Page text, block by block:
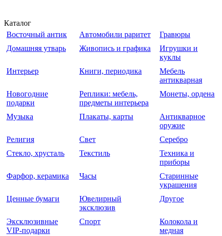
Каталог
Восточный антик
Автомобили раритет
Гравюры
Домашняя утварь
Живопись и графика
Игрушки и
куклы
Интерьер
Книги, периодика
Мебель
антикварная
Новогодние
подарки
Реплики: мебель,
предметы интерьера
Монеты, ордена
Музыка Плакаты, карты
Антикварное
оружие
Религия
Свет
Серебро
Стекло, хрусталь
Текстиль
Техника и
приборы
Фарфор, керамика
Часы
Старинные
украшения
Ценные бумаги
Ювелирный
эксклюзив
Другое
Эксклюзивные
VIP-подарки
Спорт
Колокола и
медная